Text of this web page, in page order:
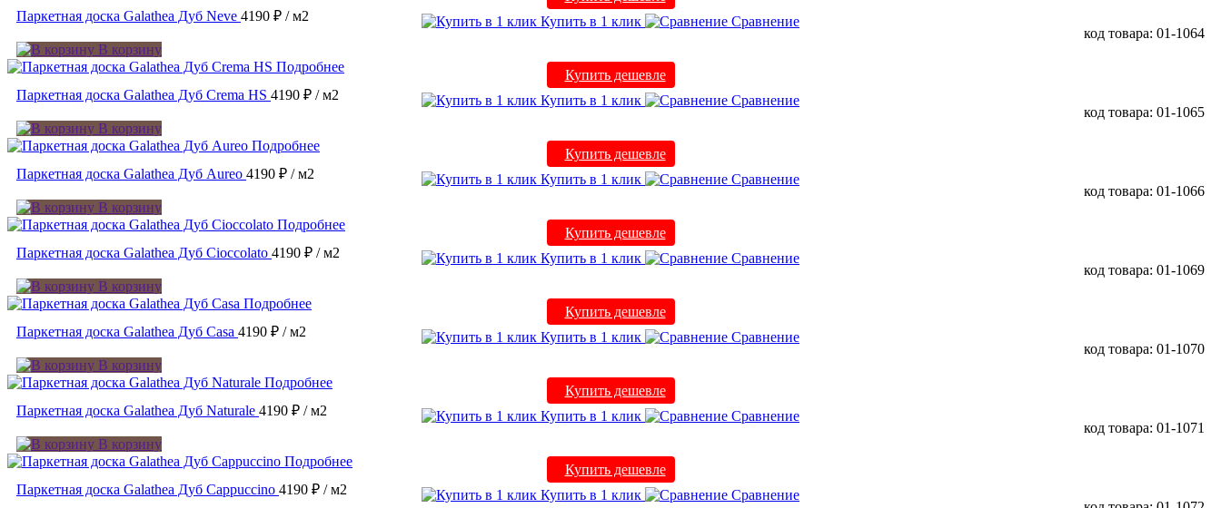
Купить в 1 клик
Сравнение
Паркетная доска Galathea Дуб Neve 4190 ₽ / м2
код товара: 01-1064
В корзину
Купить дешевле
Купить в 1 клик
Сравнение
Подробнее
Паркетная доска Galathea Дуб Crema HS 4190 ₽ / м2
код товара: 01-1065
В корзину
Купить дешевле
Купить в 1 клик
Сравнение
Подробнее
Паркетная доска Galathea Дуб Aureo 4190 ₽ / м2
код товара: 01-1066
В корзину
Купить дешевле
Купить в 1 клик
Сравнение
Подробнее
Паркетная доска Galathea Дуб Cioccolato 4190 ₽ / м2
код товара: 01-1069
В корзину
Купить дешевле
Купить в 1 клик
Сравнение
Подробнее
Паркетная доска Galathea Дуб Casa 4190 ₽ / м2
код товара: 01-1070
В корзину
Купить дешевле
Купить в 1 клик
Сравнение
Подробнее
Паркетная доска Galathea Дуб Naturale 4190 ₽ / м2
код товара: 01-1071
В корзину
Купить дешевле
Купить в 1 клик
Сравнение
Подробнее
Паркетная доска Galathea Дуб Cappuccino 4190 ₽ / м2